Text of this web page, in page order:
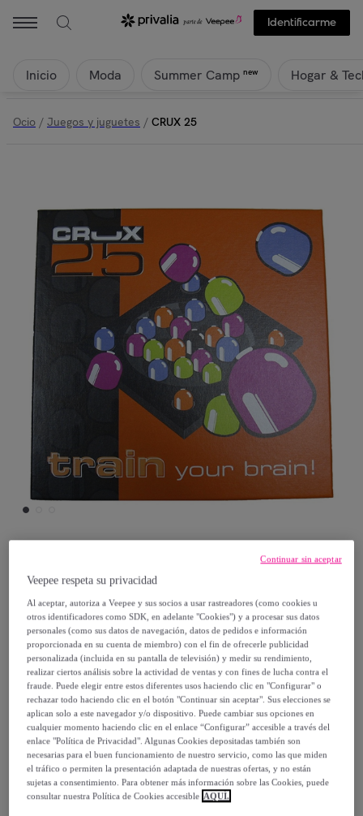
Identificarme
Inicio Moda Summer Camp new Hogar &
Ocio / Juegos y juguetes / CRUX 25
BP JUGUETES
CRUX 25
Modelo: CRUX 25
14,00 €
20,00 €
-30%
Vendido porT.A TOY
Están agotándose
Veepee respeta su privacidad
Al aceptar, autoriza a Veepee y sus socios a usar rastreadores (como cookies u
otros identificadores como SDK, en adelante "Cookies") y a procesar sus datos
personales (como sus datos de navegación, datos de pedidos e información
proporcionada en su cuenta de miembro) con el fin de ofrecerle publicidad
personalizada (incluida en su pantalla de televisión) y medir su rendimiento,
realizar ciertos análisis sobre la actividad de ventas y con fines de lucha contra el
fraude. Puede elegir entre estos diferentes usos haciendo clic en "Configurar" o
rechazar todo haciendo clic en el botón "Continuar sin aceptar". Sus elecciones se
aplican solo a este navegador y/o dispositivo. Puede cambiar sus opciones en
cualquier momento haciendo clic en el enlace “Configurar” accesible a través del
enlace "Política de Privacidad". Algunas Cookies depositadas también son
necesarias para el buen funcionamiento de nuestro servicio, como las que miden
el tráfico o permiten la presentación adaptada de nuestras ofertas, y no están
sujetas a consentimiento. Para obtener más información sobre las Cookies, puede
consultar nuestra Política de Cookies accesible AQUÍ.
Continuar sin aceptar